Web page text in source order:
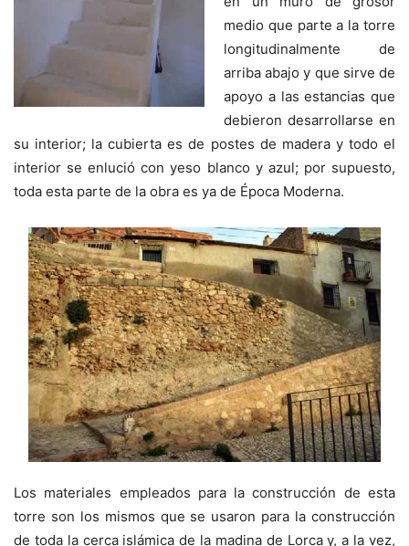
medio que parte a la torre
longitudinalmente de
arriba abajo y que sirve de
apoyo a las estancias que
debieron desarrollarse en
su interior; la cubierta es de postes de madera y todo el
interior se enlució con yeso blanco y azul; por supuesto,
toda esta parte de la obra es ya de Época Moderna.
Los materiales empleados para la construcción de esta
torre son los mismos que se usaron para la construcción
de toda la cerca islámica de la madina de Lorca y, a la vez,